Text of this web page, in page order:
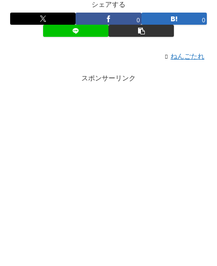
シェアする
0 0
ねんごたれ
スポンサーリンク